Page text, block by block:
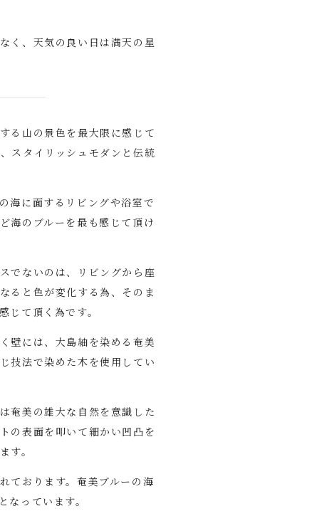
く、天気の良い日は満天の星
る山の景色を最大限に感じて
スタイリッシュモダンと伝統
海に面するリビングや浴室で
海のブルーを最も感じて頂け
でないのは、リビングから座
ると色が変化する為、そのま
じて頂く為です。
壁には、大島紬を染める奄美
技法で染めた木を使用してい
奄美の雄大な自然を意識した
の表面を叩いて細かい凹凸を
す。
ております。奄美ブルーの海
なっています。